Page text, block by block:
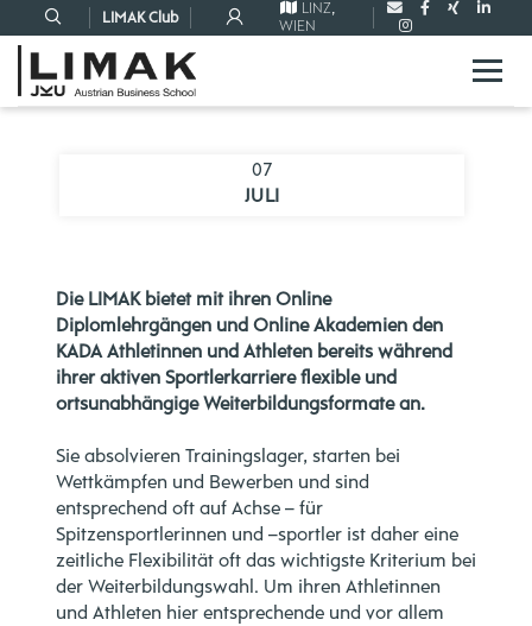
LIMAK Club
LINZ,
WIEN
07
JULI
Die LIMAK bietet mit ihren Online
Diplomlehrgängen und Online Akademien den
KADA Athletinnen und Athleten bereits während
ihrer aktiven Sportlerkarriere flexible und
ortsunabhängige Weiterbildungsformate an.
Sie absolvieren Trainingslager, starten bei
Wettkämpfen und Bewerben und sind
entsprechend oft auf Achse – für
Spitzensportlerinnen und –sportler ist daher eine
zeitliche Flexibilität oft das wichtigste Kriterium bei
der Weiterbildungswahl. Um ihren Athletinnen
und Athleten hier entsprechende und vor allem